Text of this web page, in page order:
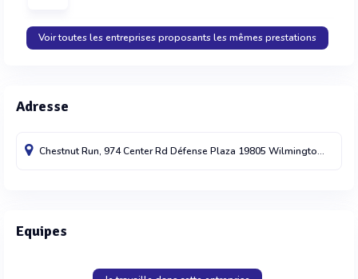
Voir toutes les entreprises proposants les mêmes prestations
Adresse
Chestnut Run, 974 Center Rd Défense Plaza 19805 Wilmington, DE
Equipes